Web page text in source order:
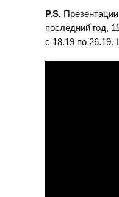
P.S.
последний год,
с 18.19 по